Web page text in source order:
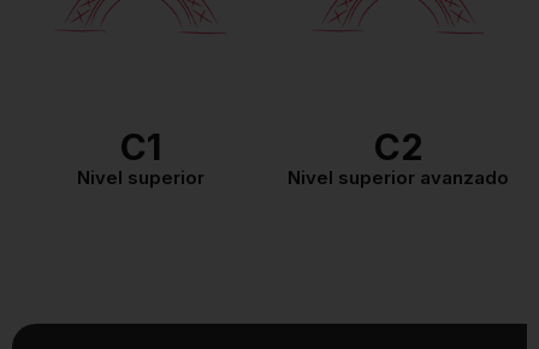
C1
Nivel superior
C2
Nivel superior avanzado